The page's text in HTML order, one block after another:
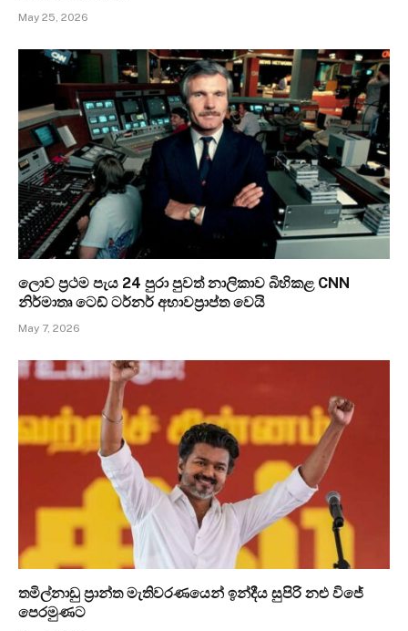
May 25, 2026
ලොව ප්‍රථම පැය 24 පුරා පුවත් නාලිකාව බිහිකළ CNN
නිර්මාතෘ ටෙඩ් ටර්නර් අභාවප්‍රාප්ත වෙයි
May 7, 2026
තමිල්නාඩු ප්‍රාන්ත මැතිවරණයෙන් ඉන්දීය සුපිරි නළු විජේ
පෙරමුණට